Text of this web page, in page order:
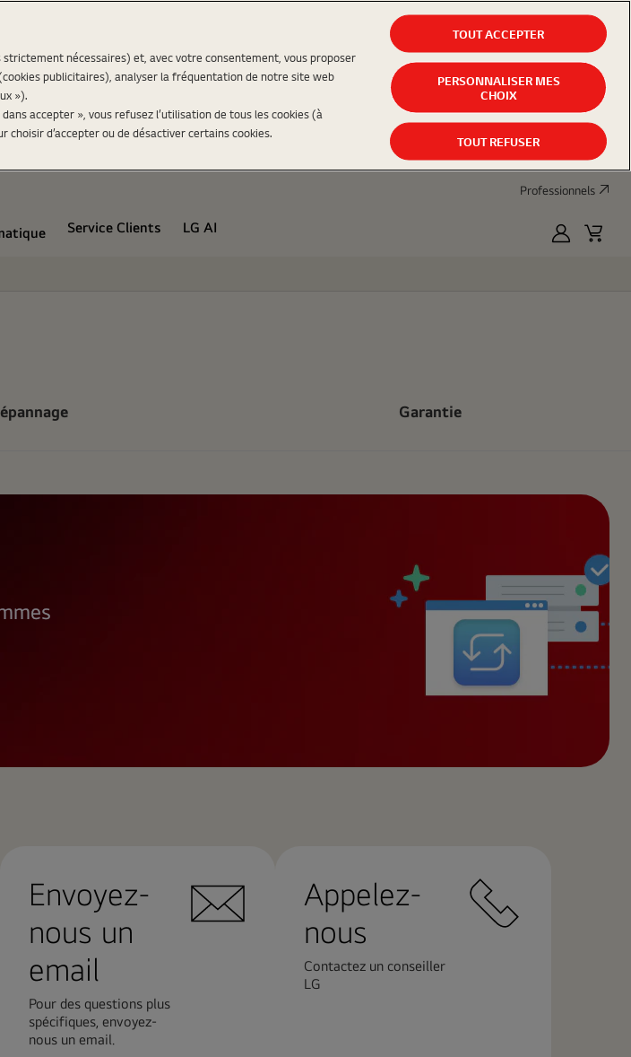
Professionnels
Service Clients
LG AI
MyLGPanier
Garantie
Envoyez-
nous un
email
Pour des questions plus
spécifiques, envoyez-
nous un email.
Appelez-
nous
Contactez un conseiller
LG
nécessaires) et, avec votre consentement, vous proposer
publicitaires), analyser la fréquentation de notre site web
»).
accepter », vous refusez l’utilisation de tous les cookies (à
d’accepter ou de désactiver certains cookies.
TOUT ACCEPTER
PERSONNALISER MES
CHOIX
TOUT REFUSER